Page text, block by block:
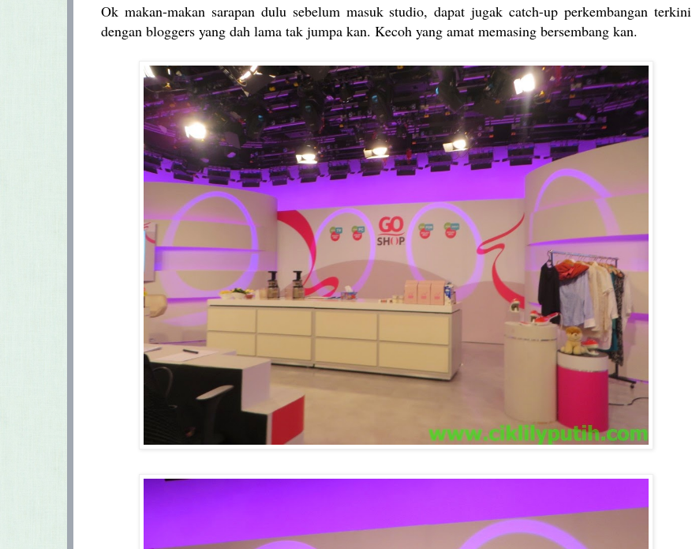
Ok makan-makan sarapan dulu sebelum masuk studio, dapat jugak catch-up perkembangan terkini
dengan bloggers yang dah lama tak jumpa kan. Kecoh yang amat memasing bersembang kan.